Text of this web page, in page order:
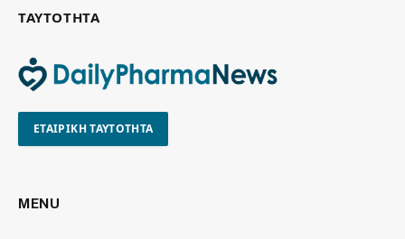
ΤΑΥΤΟΤΗΤΑ
ΕΤΑΙΡΙΚΗ ΤΑΥΤΟΤΗΤΑ
MENU